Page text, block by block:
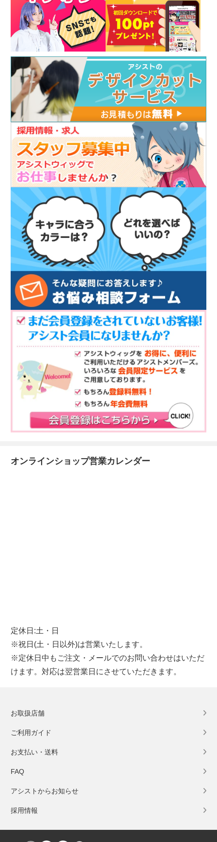
オンラインショップ営業カレンダー
定休日:土・日
※祝日(土・日以外)は営業いたします。
※定休日中もご注文・メールでのお問い合わせはいただ
けます。対応は翌営業日にさせていただきます。
お取扱店舗
ご利用ガイド
お支払い・送料
FAQ
アシストからお知らせ
採用情報